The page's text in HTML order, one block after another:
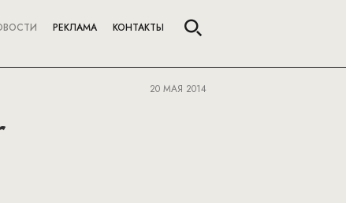
РЕКЛАМА КОНТАКТЫ
20 МАЯ 2014